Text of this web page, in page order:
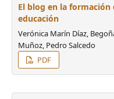
El blog en la
educación
Verónica Marín Díaz,
Muñoz, Pedro Salcedo
PDF